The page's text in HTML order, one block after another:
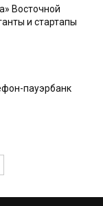
Восточной
и стартапы
пауэрбанк